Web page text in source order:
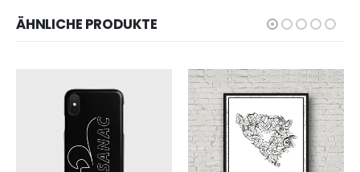
ÄHNLICHE PRODUKTE